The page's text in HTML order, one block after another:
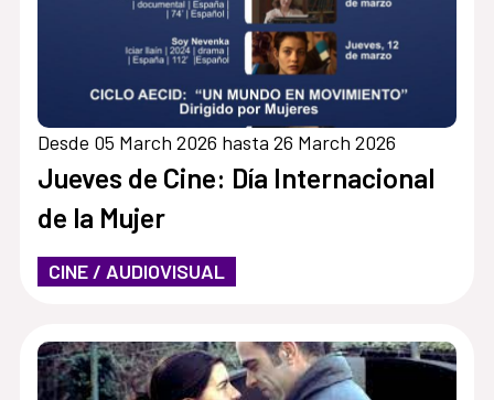
Desde 05 March 2026 hasta 26 March 2026
Jueves de Cine: Día Internacional
de la Mujer
CINE / AUDIOVISUAL